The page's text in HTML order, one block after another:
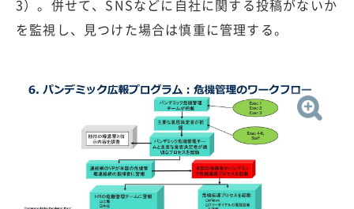
3）。併せて、SNSなどに自社に関する投稿がないか
を監視し、見つけた場合は慎重に管理する。